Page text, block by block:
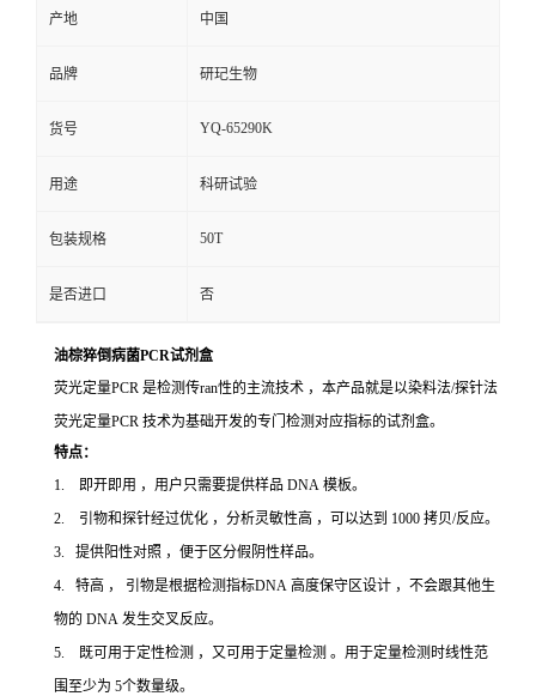
产地 中国
品牌 研玘生物
货号 YQ-65290K
用途 科研试验
包装规格 50T
是否进口 否
油棕猝倒病菌PCR试剂盒
荧光定量PCR 是检测传ran性的主流技术 ，本产品就是以染料法/探针法
荧光定量PCR 技术为基础开发的专门检测对应指标的试剂盒。
特点：
1. 即开即用 ，用户只需要提供样品 DNA 模板。
2. 引物和探针经过优化 ，分析灵敏性高 ，可以达到 1000 拷贝/反应。
3. 提供阳性对照 ，便于区分假阴性样品。
4. 特高 ， 引物是根据检测指标DNA 高度保守区设计 ，不会跟其他生
物的 DNA 发生交叉反应。
5. 既可用于定性检测 ，又可用于定量检测 。用于定量检测时线性范
围至少为 5个数量级。